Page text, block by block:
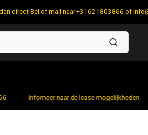
direct Bel of mail naar +31621803866 of
infomeer naar de lease mogelijkheden